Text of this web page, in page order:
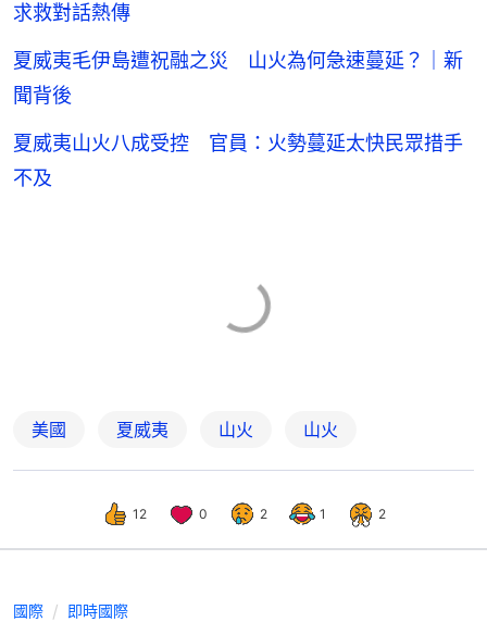
求救對話熱傳
夏威夷毛伊島遭祝融之災 山火為何急速蔓延？｜新
聞背後
夏威夷山火八成受控 官員：火勢蔓延太快民眾措手
不及
美國 夏威夷 山火 山火
12 0 2 1 2
國際 即時國際